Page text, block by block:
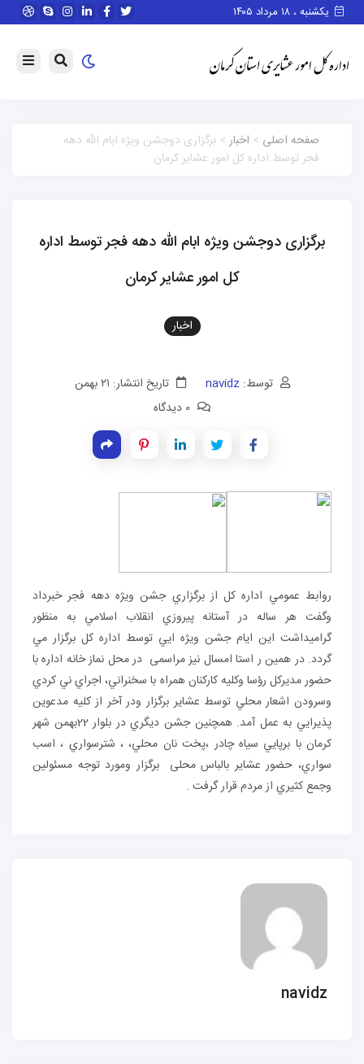
یکشنبه ، ۱۸ مرداد ۱۴۰۵
صفحه اصلی > اخبار> برگزاری دوجشن ویژه ابام الله دهه
فجر توسط اداره کل امور عشایر کرمان
برگزاری دوجشن ویژه ابام الله دهه فجر توسط اداره
کل امور عشایر کرمان
اخبار
توسط:navidz
تاریخ انتشار: ۲۱ بهمن
روابط عمومي اداره كل از برگزاري جشن ويژه دهه فجر خبرداد
وگفت هر ساله در آستانه پيروزي انقلاب اسلامي به منظور
گراميداشت اين ايام جشن ويژه ايي توسط اداره كل برگزار مي
گردد. در همين ر استا امسال نيز مراسمی در محل نماز خانه اداره با
حضور مديركل رؤسا وكليه كاركنان همراه با سخنراني، اجراي ني كردي
وسرودن اشعار محلي توسط عشاير برگزار ودر آخر از كليه مدعوين
پذيرايي به عمل آمد. همچنين جشن ديگري در بلوار 22بهمن شهر
كرمان با برپايي سياه چادر ،پخت نان محلي، ، شترسواري ، اسب
سواري، حضور عشایر بالباس محلی برگزار ومورد توجه مسئولين
وجمع كثيري از مردم قرار گرفت .
navidz